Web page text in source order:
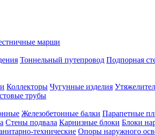
марши
Тоннельный путепровод Подпорная
Коллекторы Чугунные изделия
трубы
Железобетонные балки Парапетные
Стены подвала Карнизные блоки Блоки
технические Опоры наружного